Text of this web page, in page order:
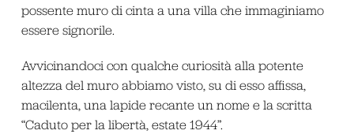
possente muro di cinta a una villa che immaginiamo
essere signorile.
Avvicinandoci con qualche curiosità alla potente
altezza del muro abbiamo visto, su di esso affissa,
macilenta, una lapide recante un nome e la scritta
“Caduto per la libertà, estate 1944”.